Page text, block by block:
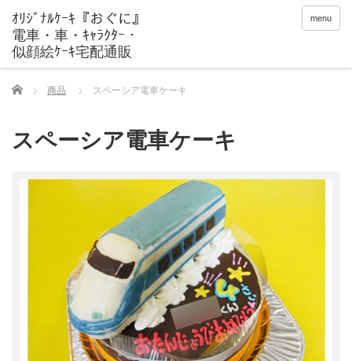
menu
Home 商品 スペーシア電車ケーキ
スペーシア電車ケーキ